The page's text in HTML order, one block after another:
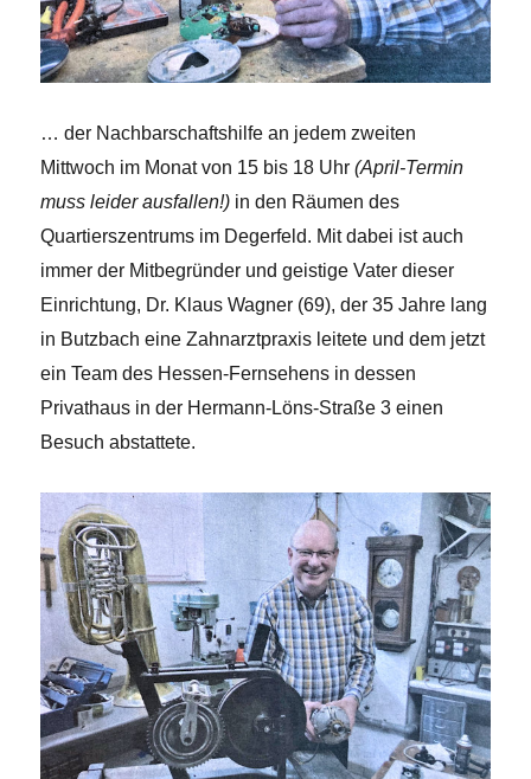
… der Nachbarschaftshilfe an jedem zweiten
Mittwoch im Monat von 15 bis 18 Uhr(April-Termin
muss leider ausfallen!) in den Räumen des
Quartierszentrums im Degerfeld. Mit dabei ist auch
immer der Mitbegründer und geistige Vater dieser
Einrichtung, Dr. Klaus Wagner (69), der 35 Jahre lang
in Butzbach eine Zahnarztpraxis leitete und dem jetzt
ein Team des Hessen-Fernsehens in dessen
Privathaus in der Hermann-Löns-Straße 3 einen
Besuch abstattete.